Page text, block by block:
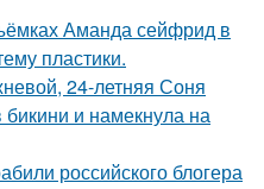
Аманда сейфрид в
пластики.
24-летняя Соня
и намекнула на
российского блогера